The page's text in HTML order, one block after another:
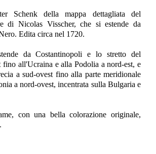
Schenk della mappa dettagliata del
di Nicolas Visscher, che si estende da
Edita circa nel 1720.
da Costantinopoli e lo stretto del
fino all'Ucraina e alla Podolia a nord-est, e
a sud-ovest fino alla parte meridionale
a nord-ovest, incentrata sulla Bulgaria e
con una bella colorazione originale,